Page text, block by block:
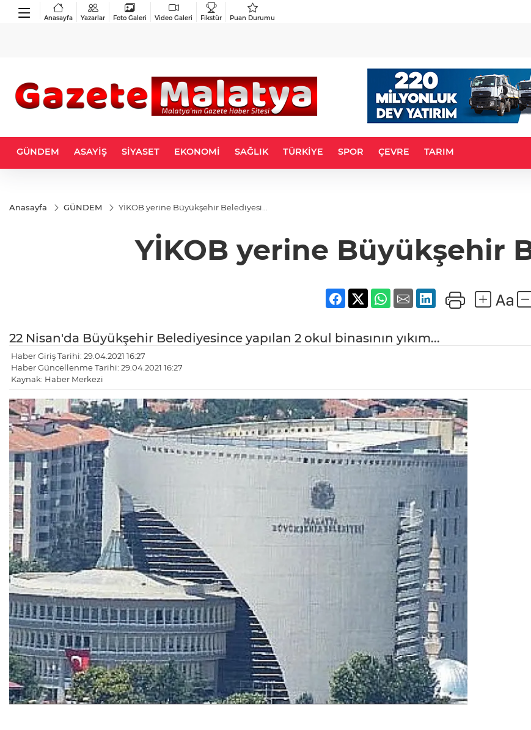
Anasayfa Yazarlar Foto Galeri Video Galeri Fikstür Puan Durumu
GÜNDEM ASAYİŞ SİYASET EKONOMİ SAĞLIK TÜRKİYE SPOR ÇEVRE TARIM
Anasayfa GÜNDEM YİKOB yerine Büyükşehir Belediyesi...
YİKOB yerine Büyükşehir
22 Nisan'da Büyükşehir Belediyesince yapılan 2 okul binasının yıkım...
Haber Giriş Tarihi: 29.04.2021 16:27
Haber Güncellenme Tarihi: 29.04.2021 16:27
Kaynak: Haber Merkezi